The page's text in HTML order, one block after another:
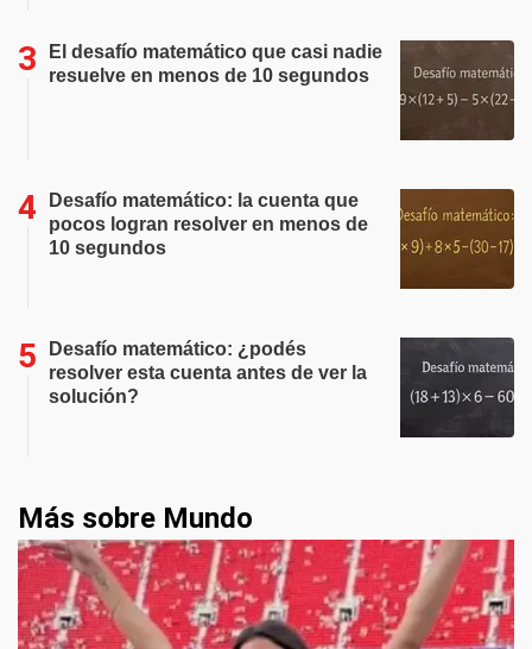
El desafío matemático que casi nadie
resuelve en menos de 10 segundos
Desafío matemático: la cuenta que
pocos logran resolver en menos de
10 segundos
Desafío matemático: ¿podés
resolver esta cuenta antes de ver la
solución?
Más sobre Mundo